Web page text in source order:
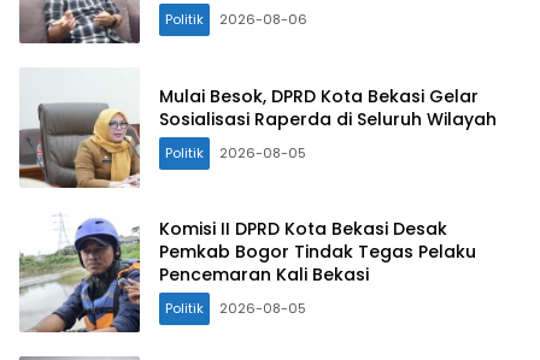
Politik 2026-08-06
Mulai Besok, DPRD Kota Bekasi Gelar
Sosialisasi Raperda di Seluruh Wilayah
Politik 2026-08-05
Komisi II DPRD Kota Bekasi Desak
Pemkab Bogor Tindak Tegas Pelaku
Pencemaran Kali Bekasi
Politik 2026-08-05